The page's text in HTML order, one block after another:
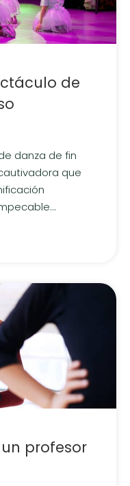
de
danza de fin
que
profesor